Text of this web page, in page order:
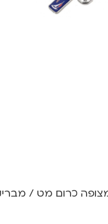
מצופה כרום מט /